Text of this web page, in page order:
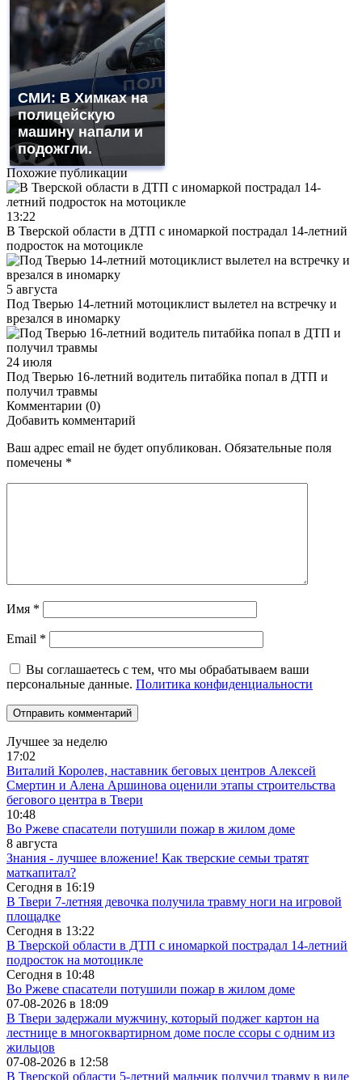
СМИ: В Химках на
полицейскую
машину напали и
подожгли.
Похожие публикации
13:22
В Тверской области в ДТП с иномаркой пострадал 14-летний
подросток на мотоцикле
5 августа
Под Тверью 14-летний мотоциклист вылетел на встречку и
врезался в иномарку
24 июля
Под Тверью 16-летний водитель питабйка попал в ДТП и
получил травмы
Комментарии (0)
Добавить комментарий
Ваш адрес email не будет опубликован. Обязательные поля
помечены *
Имя *
Email *
Вы соглашаетесь с тем, что мы обрабатываем ваши
персональные данные. Политика конфиденциальности
Лучшее за неделю
17:02
Виталий Королев, наставник беговых центров Алексей
Смертин и Алена Аршинова оценили этапы строительства
бегового центра в Твери
10:48
Во Ржеве спасатели потушили пожар в жилом доме
8 августа
Знания - лучшее вложение! Как тверские семьи тратят
маткапитал?
Сегодня в 16:19
В Твери 7-летняя девочка получила травму ноги на игровой
площадке
Сегодня в 13:22
В Тверской области в ДТП с иномаркой пострадал 14-летний
подросток на мотоцикле
Сегодня в 10:48
Во Ржеве спасатели потушили пожар в жилом доме
07-08-2026 в 18:09
В Твери задержали мужчину, который поджег картон на
лестнице в многоквартирном доме после ссоры с одним из
жильцов
07-08-2026 в 12:58
В Тверской области 5-летний мальчик получил травму в виде